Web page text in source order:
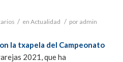
/ en Actualidad / por admin
la txapela del Campeonato
2021, que ha